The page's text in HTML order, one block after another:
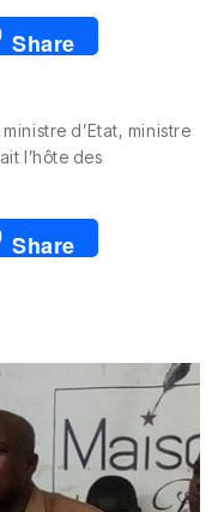
Share
d’Etat, ministre
l’hôte des
Share